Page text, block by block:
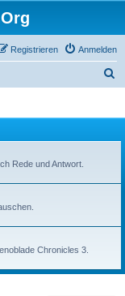
Anmelden
Registrieren
Rede und Antwort.
Chronicles 3.